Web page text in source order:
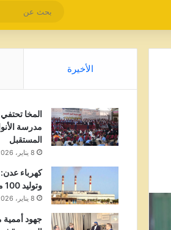
الأخيرة
المخا تحتفي
مدرسة
المستقبل
8 يناير، 2026
كهرباء
وتوليد 100 ميجاوات يبعث الأمل
8 يناير، 2026
جهود أممية